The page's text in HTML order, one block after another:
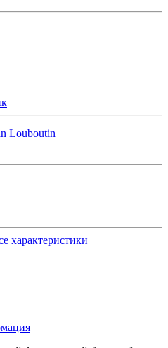
Louboutin
характеристики